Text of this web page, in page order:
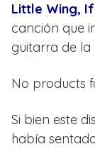
Little Wing,
canción que
guitarra de la
No products
Si bien este
había